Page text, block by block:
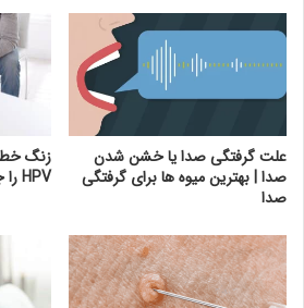
علت گرفتگی صدا یا خشن شدن
صدا | بهترین میوه ها برای گرفتگی
صدا
زنگ
HPV را جدی بگیرید!